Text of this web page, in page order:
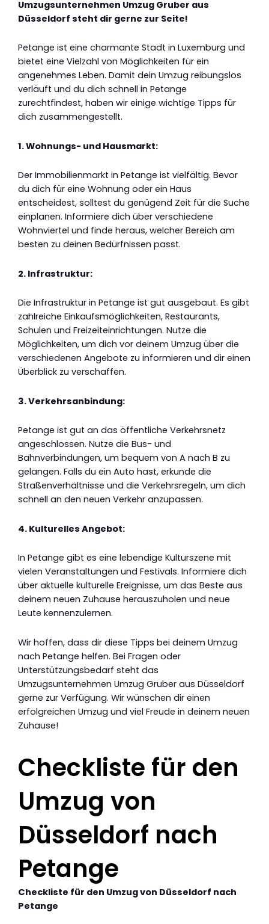
Umzugsunternehmen Umzug Gruber aus
Düsseldorf steht dir gerne zur Seite!
Petange ist eine charmante Stadt in Luxemburg und
bietet eine Vielzahl von Möglichkeiten für ein
angenehmes Leben. Damit dein Umzug reibungslos
verläuft und du dich schnell in Petange
zurechtfindest, haben wir einige wichtige Tipps für
dich zusammengestellt.
1. Wohnungs- und Hausmarkt:
Der Immobilienmarkt in Petange ist vielfältig. Bevor
du dich für eine Wohnung oder ein Haus
entscheidest, solltest du genügend Zeit für die Suche
einplanen. Informiere dich über verschiedene
Wohnviertel und finde heraus, welcher Bereich am
besten zu deinen Bedürfnissen passt.
2. Infrastruktur:
Die Infrastruktur in Petange ist gut ausgebaut. Es gibt
zahlreiche Einkaufsmöglichkeiten, Restaurants,
Schulen und Freizeiteinrichtungen. Nutze die
Möglichkeiten, um dich vor deinem Umzug über die
verschiedenen Angebote zu informieren und dir einen
Überblick zu verschaffen.
3. Verkehrsanbindung:
Petange ist gut an das öffentliche Verkehrsnetz
angeschlossen. Nutze die Bus- und
Bahnverbindungen, um bequem von A nach B zu
gelangen. Falls du ein Auto hast, erkunde die
Straßenverhältnisse und die Verkehrsregeln, um dich
schnell an den neuen Verkehr anzupassen.
4. Kulturelles Angebot:
In Petange gibt es eine lebendige Kulturszene mit
vielen Veranstaltungen und Festivals. Informiere dich
über aktuelle kulturelle Ereignisse, um das Beste aus
deinem neuen Zuhause herauszuholen und neue
Leute kennenzulernen.
Wir hoffen, dass dir diese Tipps bei deinem Umzug
nach Petange helfen. Bei Fragen oder
Unterstützungsbedarf steht das
Umzugsunternehmen Umzug Gruber aus Düsseldorf
gerne zur Verfügung. Wir wünschen dir einen
erfolgreichen Umzug und viel Freude in deinem neuen
Zuhause!
Checkliste für den
Umzug von
Düsseldorf nach
Petange
Checkliste für den Umzug von Düsseldorf nach
Petange